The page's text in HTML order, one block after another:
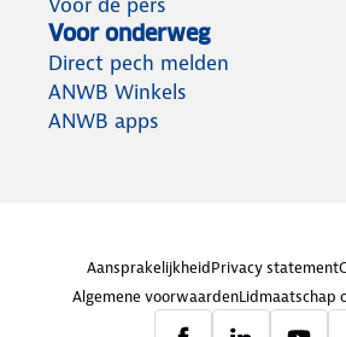
Voor onderweg
Direct pech melden
ANWB Winkels
ANWB apps
AansprakelijkheidPrivacy statement
Algemene voorwaardenLidmaatschap